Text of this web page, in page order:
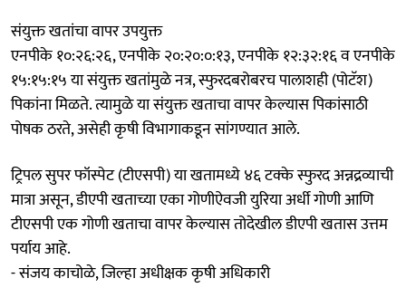
संयुक्त खतांचा वापर उपयुक्त
एनपीके १०:२६:२६, एनपीके २०:२०:०:१३, एनपीके १२:३२:१६ व एनपीके
१५:१५:१५ या संयुक्त खतांमुळे नत्र, स्फुरदबरोबरच पालाशही (पोटॅश)
पिकांना मिळते. त्यामुळे या संयुक्त खताचा वापर केल्यास पिकांसाठी
पोषक ठरते, असेही कृषी विभागाकडून सांगण्यात आले.
ट्रिपल सुपर फॉस्पेट (टीएसपी) या खतामध्ये ४६ टक्के स्फुरद अन्नद्रव्याची
मात्रा असून, डीएपी खताच्या एका गोणीऐवजी युरिया अर्धी गोणी आणि
टीएसपी एक गोणी खताचा वापर केल्यास तोदेखील डीएपी खतास उत्तम
पर्याय आहे.
- संजय काचोळे, जिल्हा अधीक्षक कृषी अधिकारी